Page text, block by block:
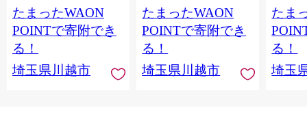
たまったWAON
POINTで寄附でき
る！
埼玉県川越市
たまったWAON
POINTで寄附でき
る！
埼玉県川越市
たま
る！
埼玉